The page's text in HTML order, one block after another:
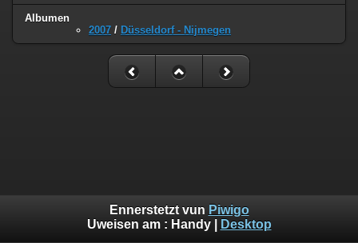
Albumen
2007 / Düsseldorf - Nijmegen
Ennerstetzt vun Piwigo
Uweisen am : Handy| Desktop